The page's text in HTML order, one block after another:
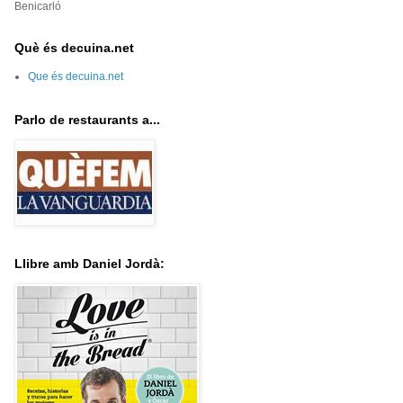
Benicarló
Què és decuina.net
Que és decuina.net
Parlo de restaurants a...
Llibre amb Daniel Jordà: